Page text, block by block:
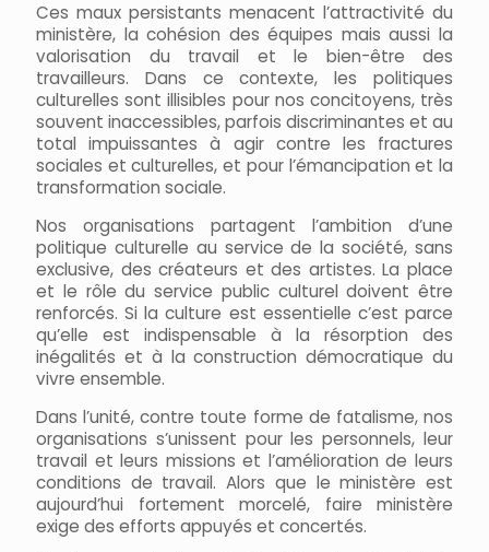
Ces maux persistants menacent l’attractivité du
ministère, la cohésion des équipes mais aussi la
valorisation du travail et le bien-être des
travailleurs. Dans ce contexte, les politiques
culturelles sont illisibles pour nos concitoyens, très
souvent inaccessibles, parfois discriminantes et au
total impuissantes à agir contre les fractures
sociales et culturelles, et pour l’émancipation et la
transformation sociale.
Nos organisations partagent l’ambition d’une
politique culturelle au service de la société, sans
exclusive, des créateurs et des artistes. La place
et le rôle du service public culturel doivent être
renforcés. Si la culture est essentielle c’est parce
qu’elle est indispensable à la résorption des
inégalités et à la construction démocratique du
vivre ensemble.
Dans l’unité, contre toute forme de fatalisme, nos
organisations s’unissent pour les personnels, leur
travail et leurs missions et l’amélioration de leurs
conditions de travail. Alors que le ministère est
aujourd’hui fortement morcelé, faire ministère
exige des efforts appuyés et concertés.